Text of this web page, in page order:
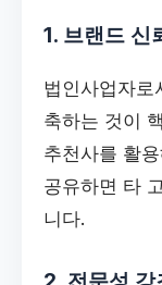
1. 브랜드 신
법인사업자로
축하는 것이
추천사를 활
공유하면 타
니다.